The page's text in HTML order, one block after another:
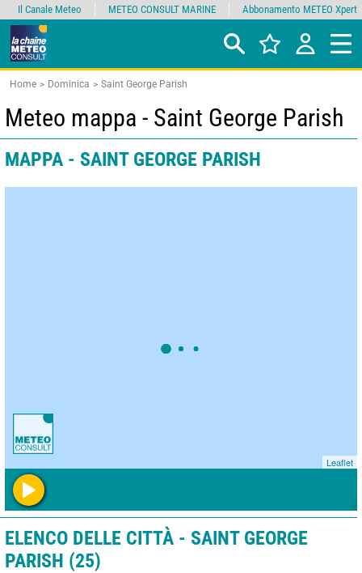
Home Dominica Saint George Parish
Meteo mappa - Saint George Parish
MAPPA - SAINT GEORGE PARISH
Leaflet
ELENCO DELLE CITTÀ - SAINT GEORGE
PARISH (25)
Il Canale Meteo METEO CONSULT MARINE Abbonamento METEO Xpert